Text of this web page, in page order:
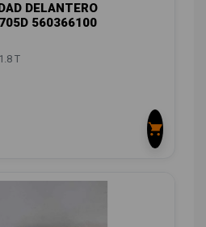
DELANTERO
560366100
T